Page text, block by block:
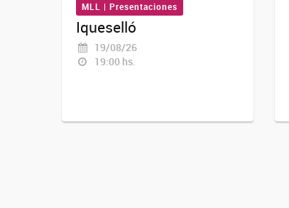
MLL | Presentaciones
Iqueselló
19/08/26
19:00 hs.